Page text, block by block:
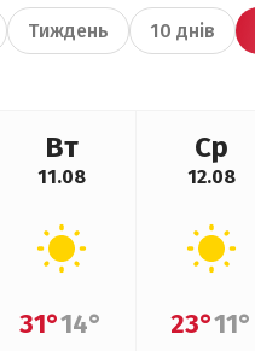
Тиждень 10 днів
Вт
11.08
31°14°
Ср
12.08
23°11°